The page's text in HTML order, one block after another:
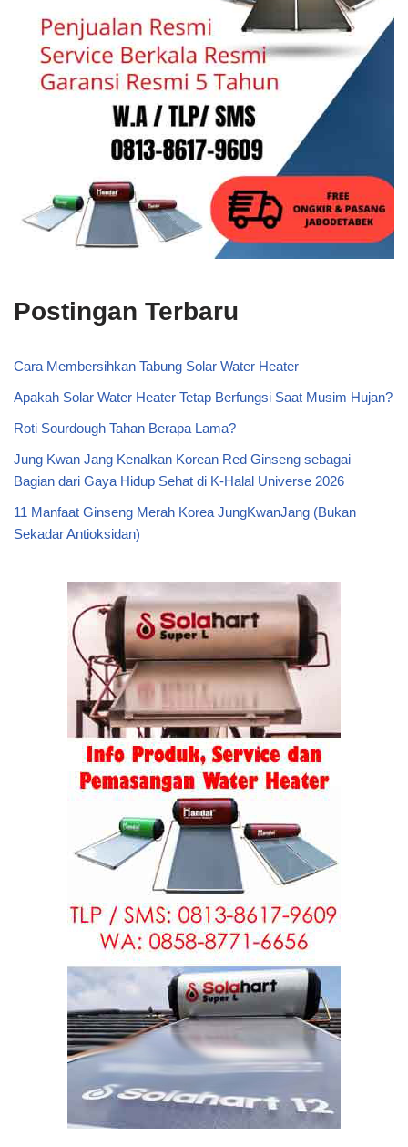
Postingan Terbaru
Cara Membersihkan Tabung Solar Water Heater
Apakah Solar Water Heater Tetap Berfungsi Saat Musim Hujan?
Roti Sourdough Tahan Berapa Lama?
Jung Kwan Jang Kenalkan Korean Red Ginseng sebagai
Bagian dari Gaya Hidup Sehat di K-Halal Universe 2026
11 Manfaat Ginseng Merah Korea JungKwanJang (Bukan
Sekadar Antioksidan)